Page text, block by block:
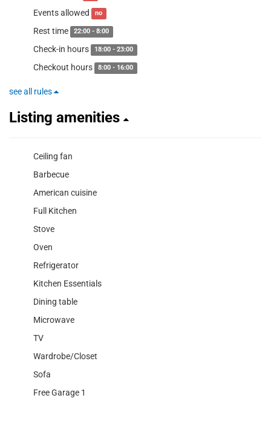
Events allowed no
Rest time 22:00 - 8:00
Check-in hours 18:00 - 23:00
Checkout hours 8:00 - 16:00
see all rules
Listing amenities
Ceiling fan
Barbecue
American cuisine
Full Kitchen
Stove
Oven
Refrigerator
Kitchen Essentials
Dining table
Microwave
TV
Wardrobe/Closet
Sofa
Free Garage 1